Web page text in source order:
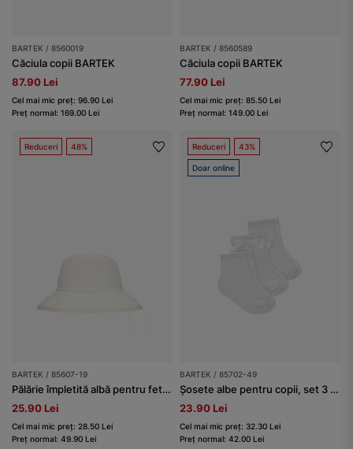
BARTEK / 8560019
Căciula copii BARTEK
87.90 Lei
Cel mai mic preț: 96.90 Lei
Preț normal: 169.00 Lei
BARTEK / 8560589
Căciula copii BARTEK
77.90 Lei
Cel mai mic preț: 85.50 Lei
Preț normal: 149.00 Lei
Reduceri 48%
BARTEK / 85607-19
Pălărie împletită albă pentru fete BARTEK 85607-19
25.90 Lei
Cel mai mic preț: 28.50 Lei
Preț normal: 49.90 Lei
Reduceri 43%
Doar online
BARTEK / 85702-49
Șosete albe pentru copii, set 3 perechi BARTEK 85702-49
23.90 Lei
Cel mai mic preț: 32.30 Lei
Preț normal: 42.00 Lei